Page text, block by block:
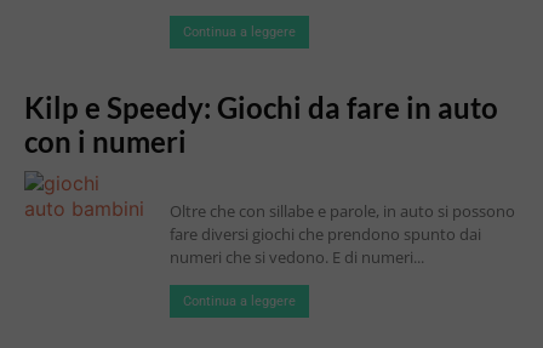
Continua a leggere
Kilp e Speedy: Giochi da fare in auto
con i numeri
Oltre che con sillabe e parole, in auto si possono
fare diversi giochi che prendono spunto dai
numeri che si vedono. E di numeri...
Continua a leggere